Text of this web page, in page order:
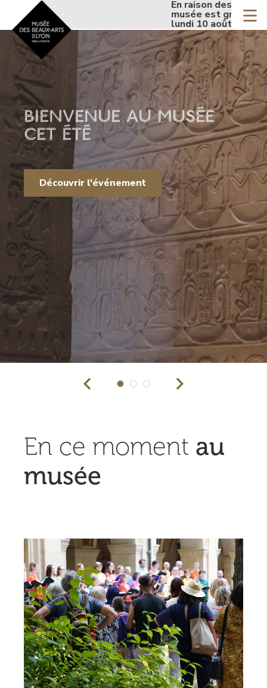
contenu
principal
Accueil - Site musée
En raison des fortes chaleurs,
musée est gratuit de mercredi
lundi 10 août inclus.
BIENVENUE AU MUSÉE
CET ÉTÉ
Découvrir l'événement
Précédent Suivant
En ce moment au
musée